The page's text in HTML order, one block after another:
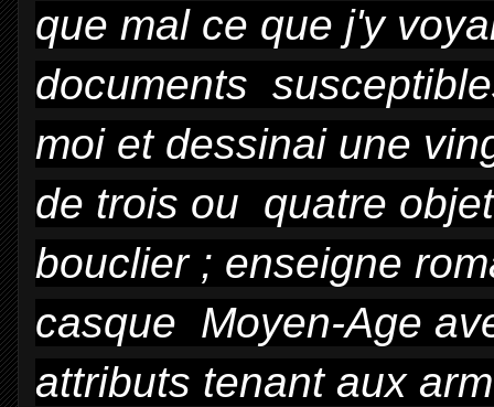
que mal ce que j'y
documents
moi et dessinai une
de trois ou quatre
bouclier ; enseigne
casque Moyen-Age
attributs tenant aux